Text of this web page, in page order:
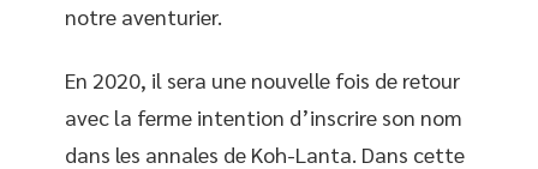
notre aventurier.
En 2020, il sera une nouvelle fois de retour
avec la ferme intention d’inscrire son nom
dans les annales de Koh-Lanta. Dans cette